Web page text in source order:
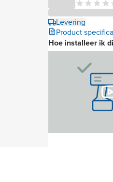
Levering
Product
Hoe installeer ik